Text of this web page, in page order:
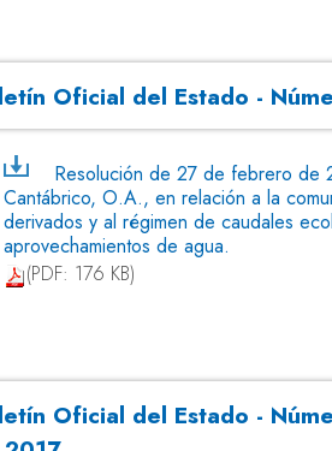
Oficial del Estado -
Resolución de 27 de febrero de
Cantábrico, O.A., en relación a la
derivados y al régimen de caudales
aprovechamientos de agua.
(PDF: 176 KB)
Oficial del Estado -